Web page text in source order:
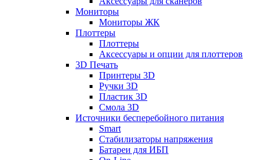
Мониторы
Мониторы ЖК
Плоттеры
Плоттеры
Аксессуары и опции для плоттеров
3D Печать
Принтеры 3D
Ручки 3D
Пластик 3D
Смола 3D
Источники бесперебойного питания
Smart
Стабилизаторы напряжения
Батареи для ИБП